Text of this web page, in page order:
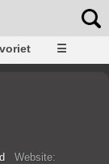
☰
Website: